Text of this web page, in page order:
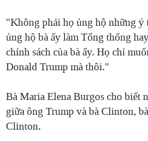
"Không phải họ ủng hộ những ý
ủng hộ bà ấy làm Tổng thống
chính sách của bà ấy. Họ chỉ
Donald Trump mà thôi."
Bà Maria Elena Burgos cho biết
giữa ông Trump và bà Clinton,
Clinton.